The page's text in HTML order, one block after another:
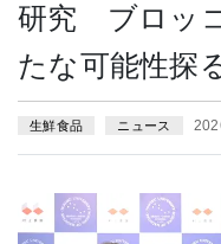
研究 ブロッ
たな可能性探
生鮮食品 ニュース